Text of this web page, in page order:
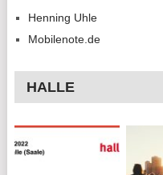
Henning Uhle
Mobilenote.de
HALLE